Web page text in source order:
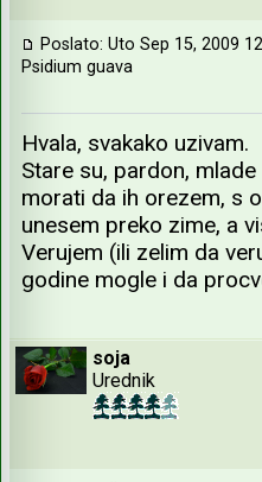
Poslato: Uto Sep 15, 2009
Psidium guava
Hvala, svakako uzivam.
Stare su, pardon,
morati da ih orezem, s
unesem preko zime, a
Verujem (ili zelim da
godine mogle i da
soja
Urednik